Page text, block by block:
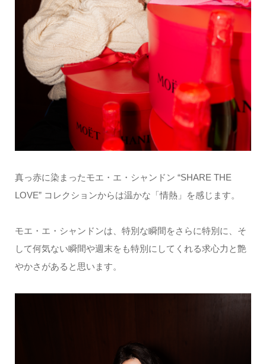
真っ赤に染まったモエ・エ・シャンドン “SHARE THE
LOVE” コレクションからは温かな「情熱」を感じます。
モエ・エ・シャンドンは、特別な瞬間をさらに特別に、そ
して何気ない瞬間や週末をも特別にしてくれる求心力と艶
やかさがあると思います。